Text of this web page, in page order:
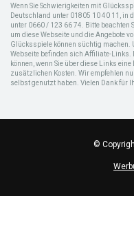
Wenn Sie Schwierigkeiten mit
Deutschland unter 01805 10 40 11, in
unter 0660 / 123 66 74. Bitte beachten
um diese Webseite und die Angebote
Glücksspiele können süchtig machen.
Webseite befinden sich Affiliate-Links.
können, wenn Sie über diese Links
zusätzlichen Kosten. Wir empfehlen
selbst genutzt haben. Vielen Dank für
©